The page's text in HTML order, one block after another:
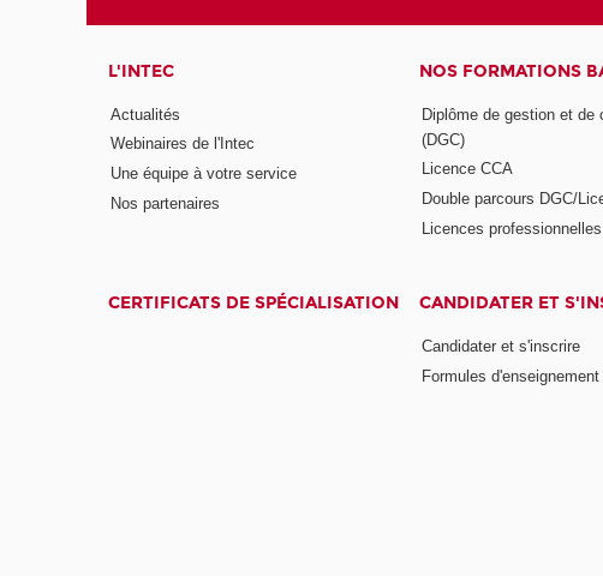
L'INTEC
Actualités
Webinaires de l'Intec
Une équipe à votre service
Nos partenaires
NOS FORMATIONS
Diplôme de gestion et de
(DGC)
Licence CCA
Double parcours DGC/
Licences professionnelles
CERTIFICATS DE SPÉCIALISATION CANDIDATER ET
Candidater et s'inscrire
Formules d'enseignement